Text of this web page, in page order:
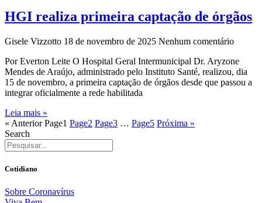
HGI realiza primeira captação de órgãos
Gisele Vizzotto 18 de novembro de 2025 Nenhum comentário
Por Everton Leite O Hospital Geral Intermunicipal Dr. Aryzone
Mendes de Araújo, administrado pelo Instituto Santé, realizou, dia
15 de novembro, a primeira captação de órgãos desde que passou a
integrar oficialmente a rede habilitada
Leia mais »
« Anterior Page1 Page2 Page3 … Page5 Próxima »
Search
Cotidiano
Sobre Coronavírus